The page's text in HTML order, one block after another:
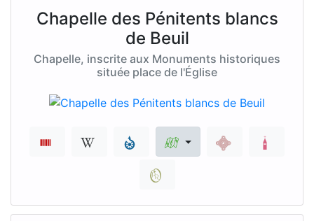
Chapelle des Pénitents blancs
de Beuil
Chapelle, inscrite aux Monuments historiques
située place de l'Église